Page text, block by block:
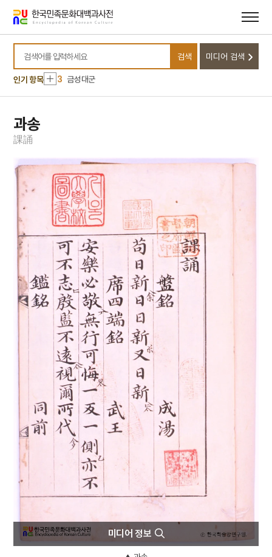
바로가기
바로가기
검색어를 입력하세요
검색 미디어 검색
인기 항목
10
1 신당
2 거북
3 금성대군
4 미
해동여지도
9 개성특급시
10
경산 팔공산 관봉 석조 여래 좌상
1 신당
2 거북
3 금성대군
4 미
5 양수척
6 음서
7 태극기
8 해동여지도
9 개성특급시
10
경산 팔공산 관봉 석조 여래 좌상
과송
課誦
미디어 정보